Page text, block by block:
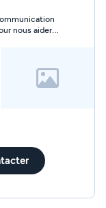
nous aider